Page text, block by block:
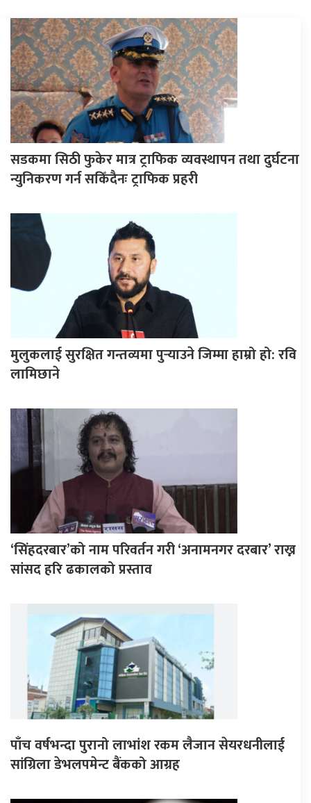
सडकमा सिठी फुकेर मात्र ट्राफिक व्यवस्थापन तथा दुर्घटना
न्युनिकरण गर्न सकिँदैनः ट्राफिक प्रहरी
मुलुकलाई सुरक्षित गन्तव्यमा पुर्‍याउने जिम्मा हाम्रो हो: रवि
लामिछाने
‘सिंहदरबार’को नाम परिवर्तन गरी ‘अनामनगर दरबार’ राख्न
सांसद हरि ढकालको प्रस्ताव
पाँच वर्षभन्दा पुरानो लाभांश रकम लैजान सेयरधनीलाई
सांग्रिला डेभलपमेन्ट बैंकको आग्रह